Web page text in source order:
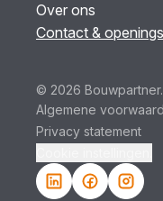
Over ons
Contact &
© 2026 Bouwpartner.
Algemene
Privacy statement